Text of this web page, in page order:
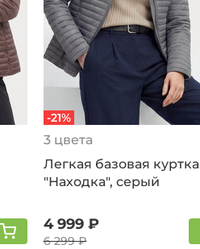
-21%
3 цвета
Легкая базовая куртка
"Находка", серый
4 999 ₽
6 299 ₽